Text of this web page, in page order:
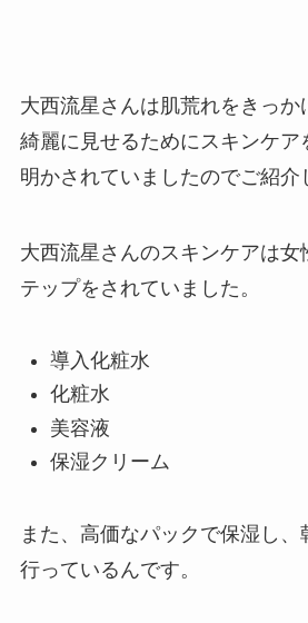
大西流星さんは肌荒れをきっか
綺麗に見せるためにスキンケア
明かされていましたのでご紹介
大西流星さんのスキンケアは女
テップをされていました。
導入化粧水
化粧水
美容液
保湿クリーム
また、高価なパックで保湿し、
行っているんです。